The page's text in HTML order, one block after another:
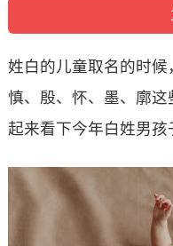
姓白的儿童取名的时候
慎、殷、怀、墨、廓
起来看下今年白姓男孩